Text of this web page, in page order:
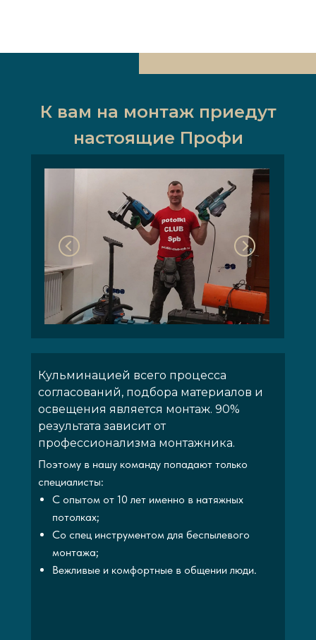
Кульминацией всего процесса
согласований, подбора материалов и
освещения является монтаж. 90%
результата зависит от
профессионализма монтажника.
Поэтому в нашу команду попадают только
специалисты:
С опытом от 10 лет именно в натяжных
потолках;
Со спец инструментом для беспылевого
монтажа;
Вежливые и комфортные в общении люди.
К вам на монтаж приедут
настоящие Профи